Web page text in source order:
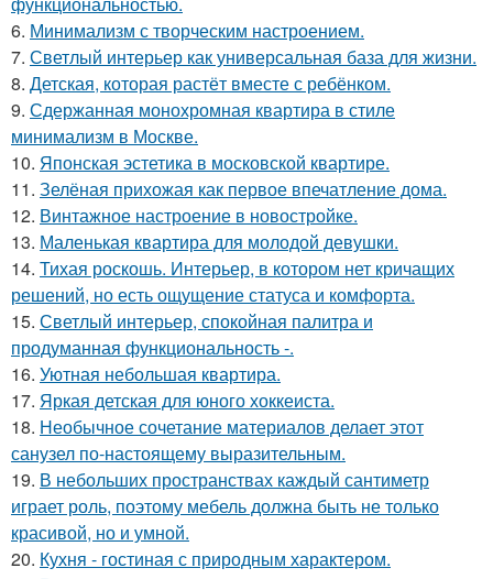
6. Минимализм с творческим настроением.
7. Светлый интерьер как универсальная база для жизни.
8. Детская, которая растёт вместе с ребёнком.
9. Сдержанная монохромная квартира в стиле
минимализм в Москве.
10. Японская эстетика в московской квартире.
11. Зелёная прихожая как первое впечатление дома.
12. Винтажное настроение в новостройке.
13. Маленькая квартира для молодой девушки.
14. Тихая роскошь. Интерьер, в котором нет кричащих
решений, но есть ощущение статуса и комфорта.
15. Светлый интерьер, спокойная палитра и
продуманная функциональность -.
16. Уютная небольшая квартира.
17. Яркая детская для юного хоккеиста.
18. Необычное сочетание материалов делает этот
санузел по-настоящему выразительным.
19. В небольших пространствах каждый сантиметр
играет роль, поэтому мебель должна быть не только
красивой, но и умной.
20. Кухня - гостиная с природным характером.